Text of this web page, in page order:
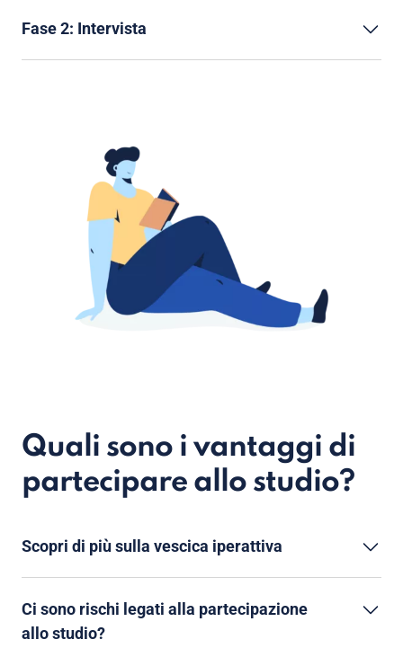
Fase 2: Intervista
Quali sono i vantaggi di
partecipare allo studio?
Scopri di più sulla vescica iperattiva
Ci sono rischi legati alla partecipazione
allo studio?